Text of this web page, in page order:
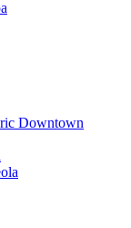
Downtown